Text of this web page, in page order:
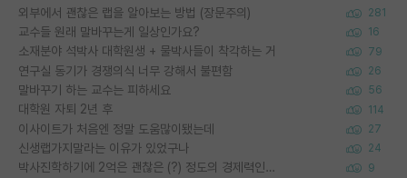
외부에서 괜찮은 랩을 알아보는 방법 (장문주의) 281
교수들 원래 말바꾸는게 일상인가요? 16
소재분야 석박사 대학원생 + 물박사들이 착각하는 거 79
연구실 동기가 경쟁의식 너무 강해서 불편함 26
말바꾸기 하는 교수는 피하세요 56
대학원 자퇴 2년 후 114
이사이트가 처음엔 정말 도움많이됐는데 27
신생랩가지말라는 이유가 있었구나 24
박사진학하기에 2억은 괜찮은 (?) 정도의 경제력인가요 9